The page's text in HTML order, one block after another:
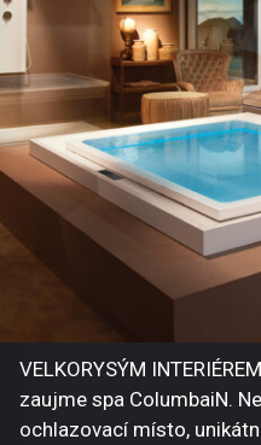
VELKORYSÝM
zaujme spa ColumbaiN.
ochlazovací místo,